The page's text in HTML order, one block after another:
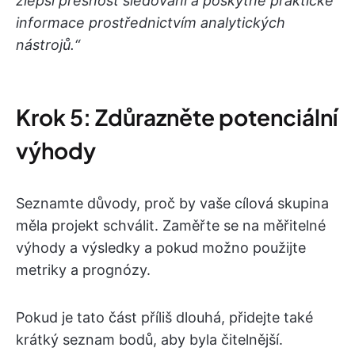
informace prostřednictvím analytických
nástrojů.“
Krok 5: Zdůrazněte potenciální
výhody
Seznamte důvody, proč by vaše cílová skupina
měla projekt schválit. Zaměřte se na měřitelné
výhody a výsledky a pokud možno použijte
metriky a prognózy.
Pokud je tato část příliš dlouhá, přidejte také
krátký seznam bodů, aby byla čitelnější.